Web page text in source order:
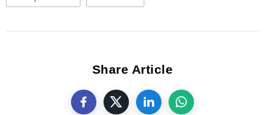
Share Article